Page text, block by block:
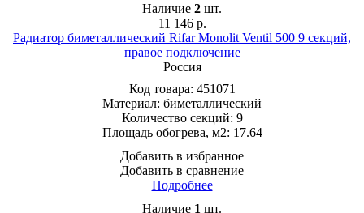
Наличие 2 шт.
11 146 р.
Радиатор биметаллический Rifar Monolit Ventil 500 9 секций,
правое подключение
Россия
Код товара: 451071
Материал: биметаллический
Количество секций: 9
Площадь обогрева, м2: 17.64
Добавить в избранное
Добавить в сравнение
Подробнее
Наличие 1 шт.